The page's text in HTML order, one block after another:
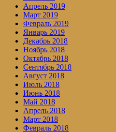
Апрель 2019
Март 2019
Февраль 2019
Январь 2019
Декабрь 2018
Ноябрь 2018
Октябрь 2018
Сентябрь 2018
Август 2018
Июль 2018
Июнь 2018
Май 2018
Апрель 2018
Март 2018
Февраль 2018